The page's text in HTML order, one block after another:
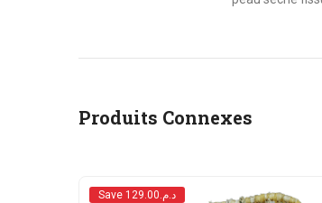
Produits Connexes
Save د.م.129.00